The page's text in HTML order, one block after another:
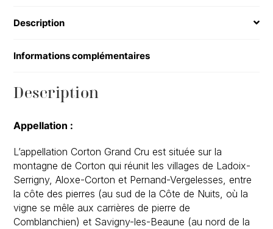
Description
Informations complémentaires
Description
Appellation :
L’appellation Corton Grand Cru est située sur la
montagne de Corton qui réunit les villages de Ladoix-
Serrigny, Aloxe-Corton et Pernand-Vergelesses, entre
la côte des pierres (au sud de la Côte de Nuits, où la
vigne se mêle aux carrières de pierre de
Comblanchien) et Savigny-les-Beaune (au nord de la